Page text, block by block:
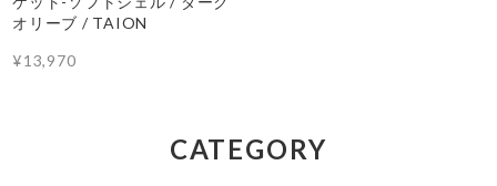
オリーブ / TAION
¥13,970
CATEGORY